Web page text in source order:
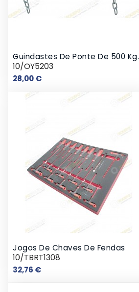
Guindastes De Ponte De 500 Kg.
10/OY5203
28,00 €Preço
Jogos De Chaves De Fendas
10/TBRT1308
32,76 €Preço